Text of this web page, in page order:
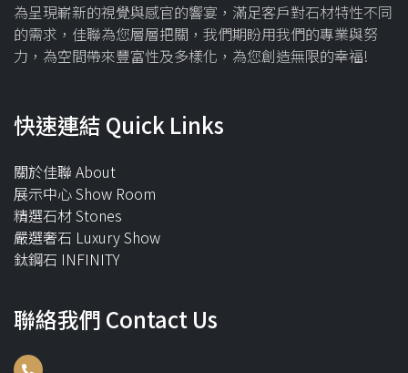
為呈現嶄新的視覺與感官的響宴，滿足客戶對石材特性不同
的需求，佳聯為您層層把關，我們期盼用我們的專業與努
力，為空間帶來豐富性及多樣化，為您創造無限的幸福!
快速連結 Quick Links
關於佳聯 About
展示中心 Show Room
精選石材 Stones
嚴選奢石 Luxury Show
鈦鋼石 INFINITY
聯絡我們 Contact Us